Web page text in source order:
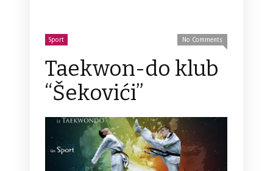
Sport No Comments
Taekwon-do klub
“Šekovići”